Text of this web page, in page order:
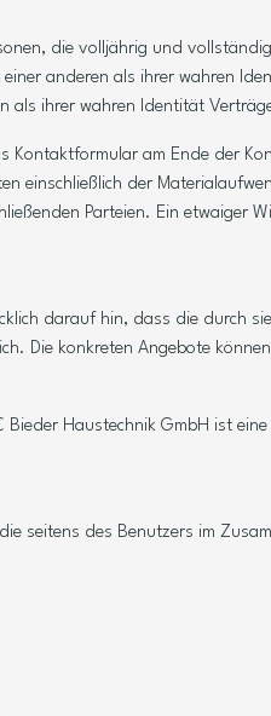
die volljährig und
anderen als ihrer wahren
als ihrer wahren Identität
am Ende der
einschließlich der
Parteien. Ein
darauf hin, dass die durch
Die konkreten Angebote
Haustechnik GmbH ist
seitens des Benutzers im